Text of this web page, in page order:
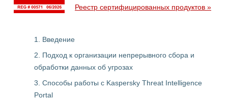
Реестр сертифицированных продуктов »
1. Введение
2. Подход к организации непрерывного сбора и
обработки данных об угрозах
3. Способы работы с Kaspersky Threat Intelligence
Portal